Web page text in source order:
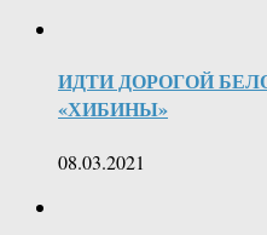
ИДТИ ДОРОГОЙ
«ХИБИНЫ»
08.03.2021